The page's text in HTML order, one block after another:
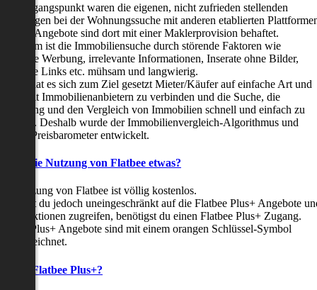
Ausgangspunkt waren die eigenen, nicht zufrieden stellenden
bei der Wohnungssuche mit anderen etablierten
alle Angebote sind dort mit einer Maklerprovision behaftet.
ist die Immobiliensuche durch störende Faktoren wie
Werbung, irrelevante Informationen, Inserate ohne Bilder,
Links etc. mühsam und langwierig.
hat es sich zum Ziel gesetzt Mieter/Käufer auf einfache Art und
mit Immobilienanbietern zu verbinden und die Suche, die
und den Vergleich von Immobilien schnell und einfach zu
Deshalb wurde der Immobilienvergleich-Algorithmus und
Preisbarometer entwickelt.
die Nutzung von Flatbee etwas?
Nutzung von Flatbee ist völlig kostenlos.
du jedoch uneingeschränkt auf die Flatbee Plus+ Angebote
zugreifen, benötigst du einen Flatbee Plus+ Zugang.
Plus+ Angebote sind mit einem orangen Schlüssel-Symbol
ist Flatbee Plus+?